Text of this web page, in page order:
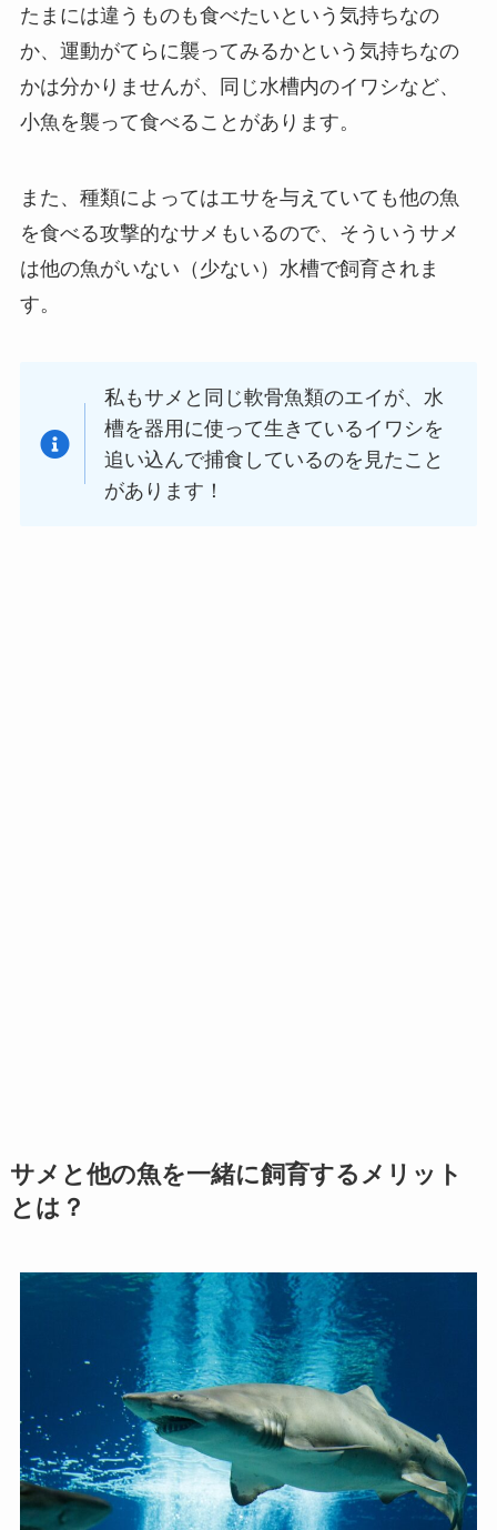
たまには違うものも食べたいという気持ちなの
か、運動がてらに襲ってみるかという気持ちなの
かは分かりませんが、同じ水槽内のイワシなど、
小魚を襲って食べることがあります。
また、種類によってはエサを与えていても他の魚
を食べる攻撃的なサメもいるので、そういうサメ
は他の魚がいない（少ない）水槽で飼育されま
す。
私もサメと同じ軟骨魚類のエイが、水
槽を器用に使って生きているイワシを
追い込んで捕食しているのを見たこと
があります！
サメと他の魚を一緒に飼育するメリット
とは？